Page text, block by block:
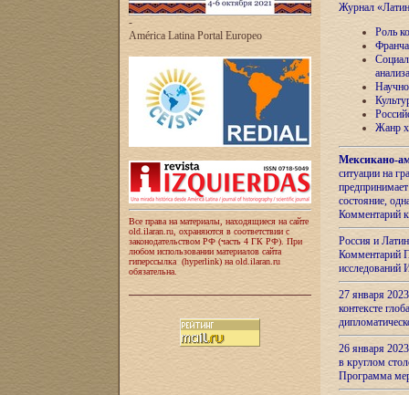
-
América Latina Portal Europeo
Все права на материалы, находящиеся на сайте
old.ilaran.ru, охраняются в соответствии с
законодательством РФ (часть 4 ГК РФ). При
любом использовании материалов сайта
гиперссылка (hyperlink) на old.ilaran.ru
обязательна.
Журнал
Роль
анализа
Жанр
Мексикано-
ситуации на
состояние,
Комментарий
Россия и
Комментарий
27 января
контексте
26 января
в круглом
Программа